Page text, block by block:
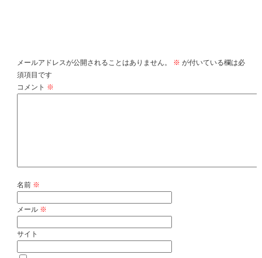
メールアドレスが公開されることはありません。 ※ が付いている欄は必
須項目です
コメント ※
名前 ※
メール ※
サイト